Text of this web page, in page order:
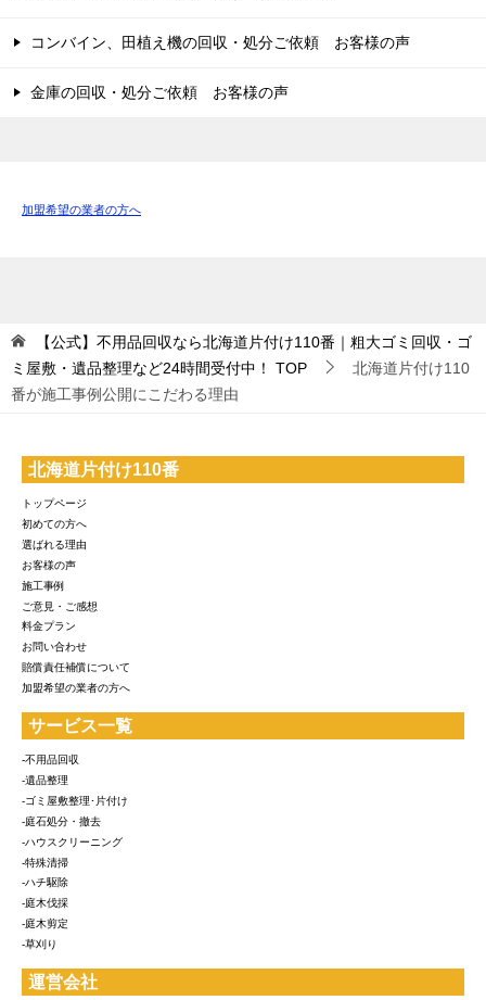
コンバイン、田植え機の回収・処分ご依頼 お客様の声
金庫の回収・処分ご依頼 お客様の声
加盟希望の業者の方へ
【公式】不用品回収なら北海道片付け110番｜粗大ゴミ回収・ゴ
ミ屋敷・遺品整理など24時間受付中！
TOP
北海道片付け110
番が施工事例公開にこだわる理由
北海道片付け110番
トップページ
初めての方へ
選ばれる理由
お客様の声
施工事例
ご意見・ご感想
料金プラン
お問い合わせ
賠償責任補償について
加盟希望の業者の方へ
サービス一覧
-不用品回収
-遺品整理
-ゴミ屋敷整理･片付け
-庭石処分・撤去
-ハウスクリーニング
-特殊清掃
-ハチ駆除
-庭木伐採
-庭木剪定
-草刈り
運営会社